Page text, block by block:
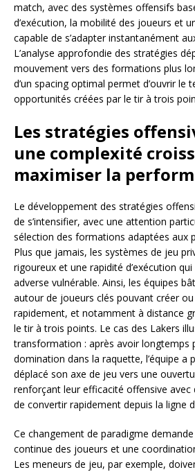
match, avec des systèmes offensifs
d’exécution, la mobilité des joueurs et
capable de s’adapter instantanément
L’analyse approfondie des stratégies
mouvement vers des formations plus
d’un spacing optimal permet d’ouvrir le
opportunités créées par le tir à trois
Les stratégies
une complexité
maximiser la
Le développement des stratégies
de s’intensifier, avec une attention
sélection des formations adaptées aux
Plus que jamais, les systèmes de jeu
rigoureux et une rapidité d’exécution
adverse vulnérable. Ainsi, les équipes
autour de joueurs clés pouvant créer
rapidement, et notamment à distance
le tir à trois points. Le cas des Lakers
transformation : après avoir longtemps
domination dans la raquette, l’équipe a
déplacé son axe de jeu vers une
renforçant leur efficacité offensive avec
de convertir rapidement depuis la ligne
Ce changement de paradigme
continue des joueurs et une
Les meneurs de jeu, par exemple,